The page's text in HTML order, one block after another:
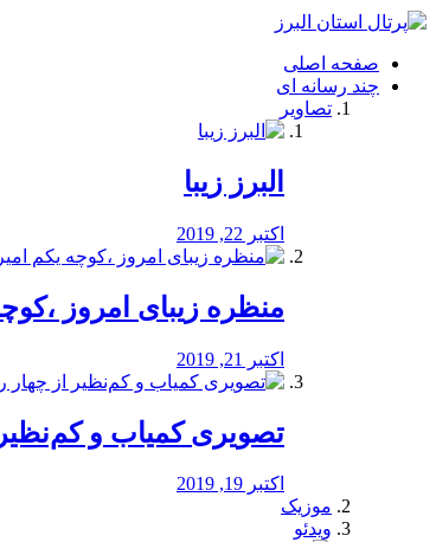
فصد
شرق
تهران
خشکشویی
صفحه اصلی
چند رسانه ای
تصاویر
البرز زیبا
اکتبر 22, 2019
منظره‌‌ زیبای امروز
اکتبر 21, 2019
️تصویری کمیاب و کم‌نظیر از
اکتبر 19, 2019
موزیک
ویدئو